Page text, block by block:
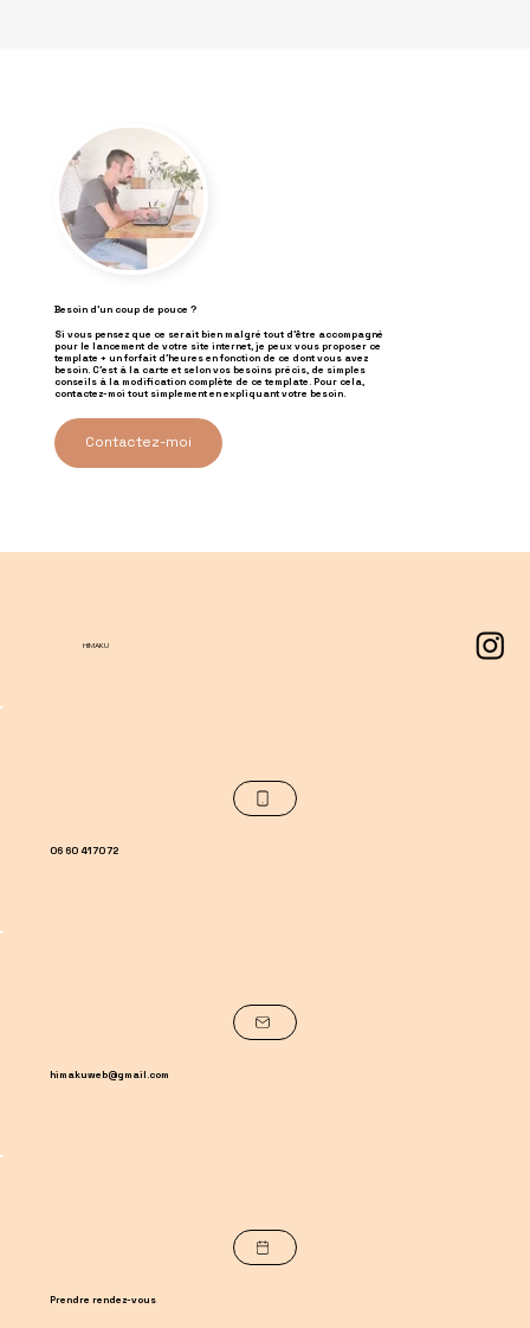
Besoin d'un coup de pouce ?
Si vous pensez que ce serait bien malgré tout d'être accompagné
pour le lancement de votre site internet, je peux vous proposer ce
template + un forfait d'heures en fonction de ce dont vous avez
besoin. C'est à la carte et selon vos besoins précis, de simples
conseils à la modification complète de ce template. Pour cela,
contactez-moi tout simplement en expliquant votre besoin.
Contactez-moi
HIMAKU
06 60 41 70 72
himakuweb@gmail.com
Prendre rendez-vous